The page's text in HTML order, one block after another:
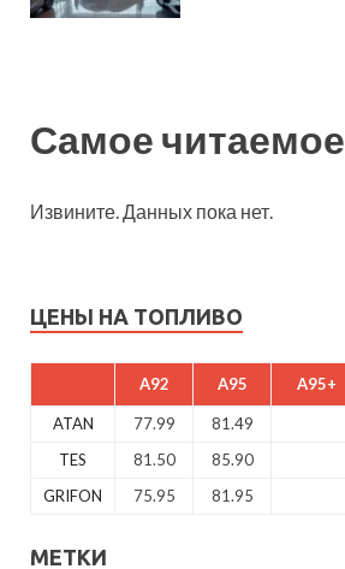
Самое читаемое
Извините. Данных пока нет.
ЦЕНЫ НА ТОПЛИВО
A92 A95 A95+
ATAN 77.99 81.49
TES
81.50 85.90
GRIFON
75.95 81.95
МЕТКИ